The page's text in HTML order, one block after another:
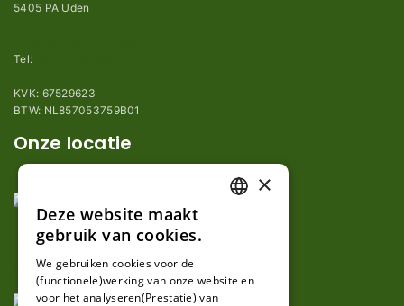
5405 PA Uden
Tel:
KVK: 67529623
BTW: NL857053759B01
Onze locatie
GERMAN
×
Deze website maakt
gebruik van cookies.
We gebruiken cookies voor de
(functionele)werking van onze website en
voor het analyseren(Prestatie) van